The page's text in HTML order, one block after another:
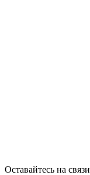
Оставайтесь на связи